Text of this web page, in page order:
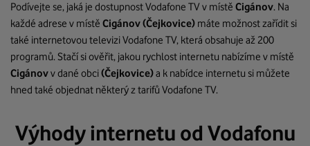
Podívejte se, jaká je dostupnost Vodafone TV v místě Cigánov. Na
každé adrese v místě Cigánov(Čejkovice) máte možnost zařídit si
také internetovou televizi Vodafone TV, která obsahuje až 200
programů. Stačí si ověřit, jakou rychlost internetu nabízíme v místě
Cigánovv dané obci(Čejkovice)a k nabídce internetu si můžete
hned také objednat některý z tarifů Vodafone TV.
Výhody internetu od Vodafonu